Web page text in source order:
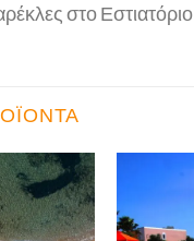
στο Εστιατόριο